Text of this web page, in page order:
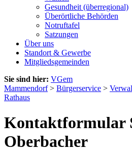
Gesundheit (überregional)
Überörtliche Behörden
Notruftafel
Satzungen
Über uns
Standort & Gewerbe
Mitgliedsgemeinden
Sie sind hier: VGem
Mammendorf> Bürgerservice >
Rathaus
Kontaktformular
Oberbacher